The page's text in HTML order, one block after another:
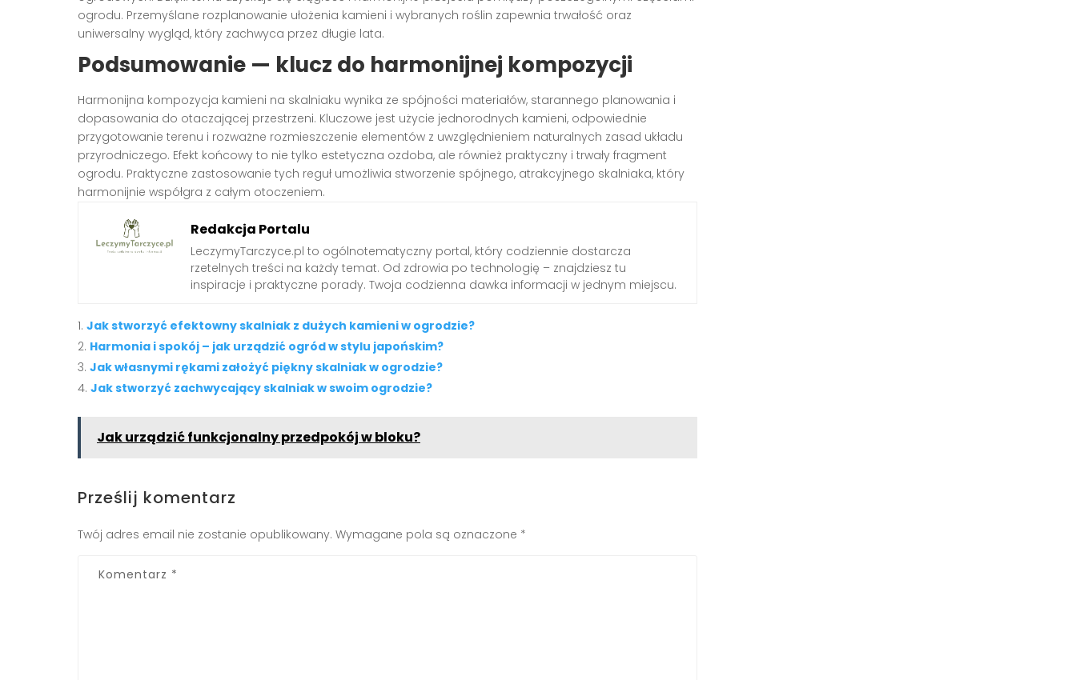
ogrodu. Przemyślane rozplanowanie ułożenia kamieni i wybranych roślin zapewnia trwałość oraz
uniwersalny wygląd, który zachwyca przez długie lata.
Podsumowanie — klucz do harmonijnej kompozycji
Harmonijna kompozycja kamieni na skalniaku wynika ze spójności materiałów, starannego planowania i
dopasowania do otaczającej przestrzeni. Kluczowe jest użycie jednorodnych kamieni, odpowiednie
przygotowanie terenu i rozważne rozmieszczenie elementów z uwzględnieniem naturalnych zasad układu
przyrodniczego. Efekt końcowy to nie tylko estetyczna ozdoba, ale również praktyczny i trwały fragment
ogrodu. Praktyczne zastosowanie tych reguł umożliwia stworzenie spójnego, atrakcyjnego skalniaka, który
harmonijnie współgra z całym otoczeniem.
Redakcja Portalu
LeczymyTarczyce.pl to ogólnotematyczny portal, który codziennie dostarcza
rzetelnych treści na każdy temat. Od zdrowia po technologię – znajdziesz tu
inspiracje i praktyczne porady. Twoja codzienna dawka informacji w jednym miejscu.
Jak stworzyć efektowny skalniak z dużych kamieni w ogrodzie?
Harmonia i spokój – jak urządzić ogród w stylu japońskim?
Jak własnymi rękami założyć piękny skalniak w ogrodzie?
Jak stworzyć zachwycający skalniak w swoim ogrodzie?
Jak urządzić funkcjonalny przedpokój w bloku?
Prześlij komentarz
Twój adres email nie zostanie opublikowany. Wymagane pola są oznaczone *